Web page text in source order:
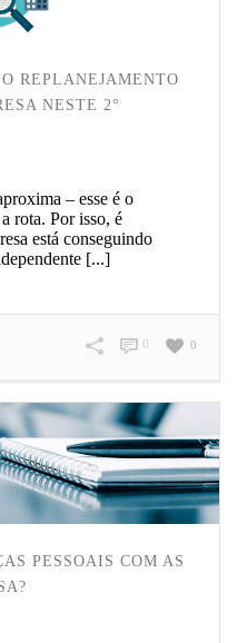
REPLANEJAMENTO
NESTE 2°
– esse é o
rota. Por isso, é
está conseguindo
[...]
0
0
PESSOAIS COM AS